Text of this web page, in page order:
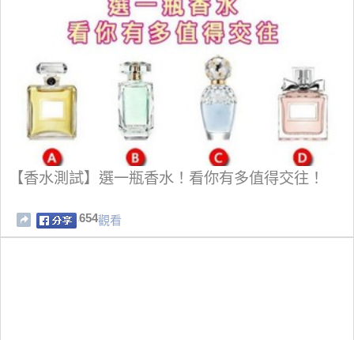
【香水測試】選一瓶香水！看你有多值得交往！
654觀看